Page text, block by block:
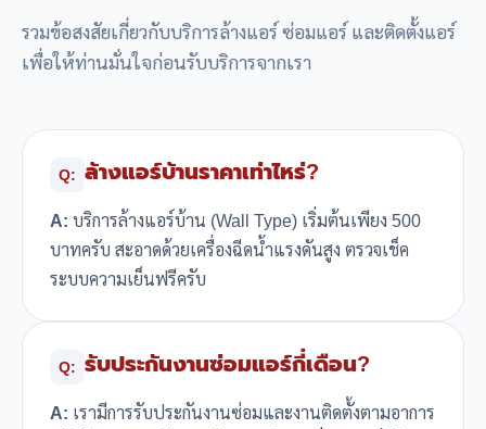
รวมข้อสงสัยเกี่ยวกับบริการล้างแอร์ ซ่อมแอร์ และติดตั้งแอร์
เพื่อให้ท่านมั่นใจก่อนรับบริการจากเรา
Q: ล้างแอร์บ้านราคาเท่าไหร่?
A: บริการล้างแอร์บ้าน (Wall Type) เริ่มต้นเพียง 500
บาทครับ สะอาดด้วยเครื่องฉีดน้ำแรงดันสูง ตรวจเช็ค
ระบบความเย็นฟรีครับ
Q: รับประกันงานซ่อมแอร์กี่เดือน?
A: เรามีการรับประกันงานซ่อมและงานติดตั้งตามอาการ